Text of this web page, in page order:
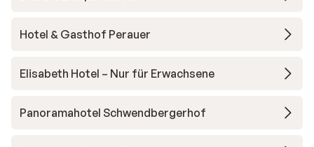
Hotel & Gasthof Perauer
Elisabeth Hotel – Nur für Erwachsene
Panoramahotel Schwendbergerhof